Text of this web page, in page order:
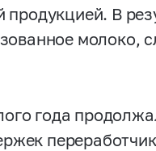
продукцией. В
молоко,
года